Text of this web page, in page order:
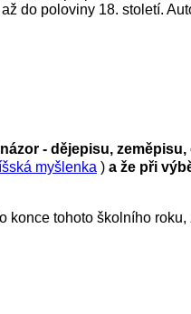
do poloviny 18. století.
- dějepisu, zeměpisu,
myšlenka ) a že při
tohoto školního